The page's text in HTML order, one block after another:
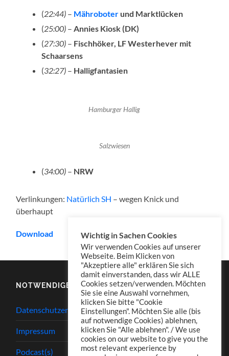
(22:44) – Mähroboter und Marktlücken
(25:00) –Annies Kiosk (DK)
(27:30) – Fischhöker, LF Westerhever mit
Schaarsens
(32:27) – Halligfantasien
Hamburger Hallig
Salzwiesen
(34:00) – NRW
Verlinkungen: Natürlich SH – wegen Knick und
überhaupt
Download
NOTWENDIGES
Datenschutzerklärung
Impressum
Podcast(s)
Wichtig in Sachen Cookies
Wir verwenden Cookies auf unserer
Webseite. Beim Klicken von
"Akzeptiere alle" erklären Sie sich
damit einverstanden, dass wir ALLE
Cookies setzen/verwenden. Möchten
Sie sie eine Auswahl vornehmen,
klicken Sie bitte "Cookie
Einstellungen". Möchten Sie alle (bis
auf notwendige Cookies) ablehnen,
klicken Sie "Alle ablehnen". / We use
cookies on our website to give you the
most relevant experience by